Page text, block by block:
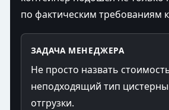
по фактическим требованиям
ЗАДАЧА МЕНЕДЖЕРА
Не просто назвать
неподходящий тип
отгрузки.